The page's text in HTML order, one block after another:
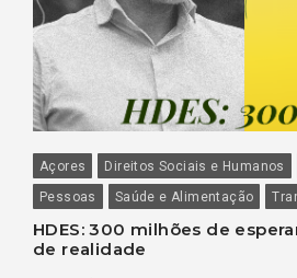
Açores Direitos Sociais e Humanos
Pessoas
Saúde e Alimentação
HDES: 300 milhões de
de realidade